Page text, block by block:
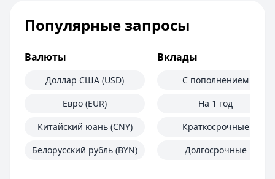
Популярные запросы
Валюты
Доллар США (USD)
Евро (EUR)
Китайский юань (CNY)
Белорусский рубль (BYN)
Вклады
С пополнением
На 1 год
Краткосрочные
Долгосрочные